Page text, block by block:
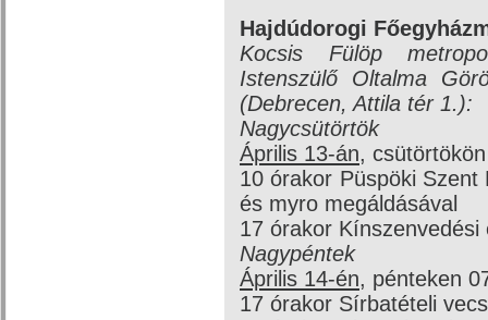
Hajdúdorogi
Kocsis Fülöp
Istenszülő Oltalma
(Debrecen, Attila tér 1.):
Nagycsütörtök
Április 13-án,
10 órakor Püspöki
és myro megáldásával
17 órakor
Nagypéntek
Április 14-én, pénteken
17 órakor Sírbatételi